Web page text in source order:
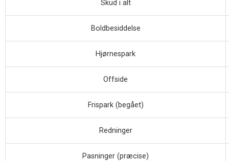
Skud i alt
Boldbesiddelse
Hjørnespark
Offside
Frispark (begået)
Redninger
Pasninger (præcise)